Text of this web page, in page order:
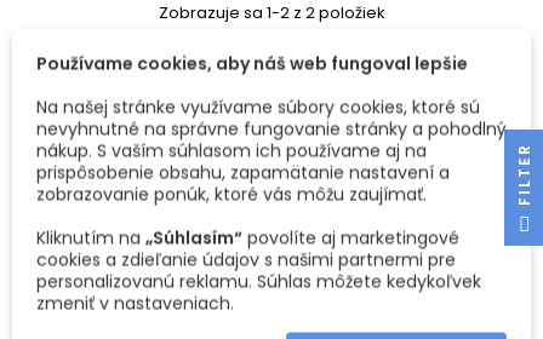
Zobrazuje sa 1-2 z 2 položiek
ODSÁVAČ PÁR FSMS WALL
F42 / ČIERNA
Používame cookies, aby náš web fungoval lepšie
Na našej stránke využívame súbory cookies, ktoré sú
nevyhnutné na správne fungovanie stránky a pohodlný
nákup. S vaším súhlasom ich používame aj na
prispôsobenie obsahu, zapamätanie nastavení a
zobrazovanie ponúk, ktoré vás môžu zaujímať.
Kliknutím na „Súhlasím“ povolíte aj marketingové
cookies a zdieľanie údajov s našimi partnermi pre
personalizovanú reklamu. Súhlas môžete kedykoľvek
zmeniť v nastaveniach.
R